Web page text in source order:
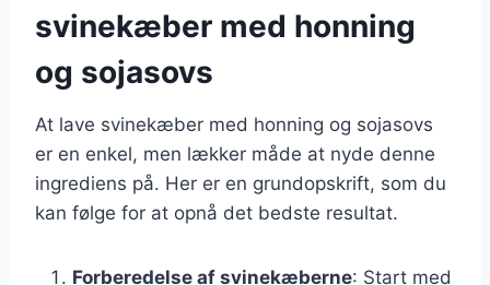
svinekæber med honning
og sojasovs
At lave svinekæber med honning og sojasovs
er en enkel, men lækker måde at nyde denne
ingrediens på. Her er en grundopskrift, som du
kan følge for at opnå det bedste resultat.
Forberedelse af svinekæberne: Start med